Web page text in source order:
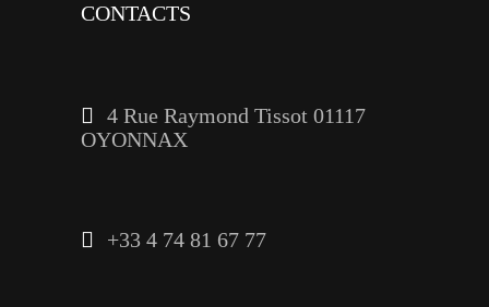
CONTACTS
4 Rue Raymond Tissot 01117
OYONNAX
+33 4 74 81 67 77